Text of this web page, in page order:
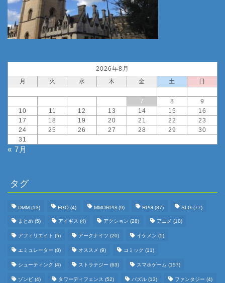
2026年8月
月
火 水 木 金 土
日
7 8
9
10
11 12 13 14 15
16
17
18 19 20 21 22
23
24
25 26 27 28 29
30
31
« 7月
タグ
DMM (13) FGO (4) MMORPG (9) RPG (87) SLG (77)
まとめ (5) アイギス (4) アクション (28) アニメ (10)
アフィリエイト (5) アークナイツ (20) イケメン (5)
エミュレーター (8) オススメ (9) コミック (11)
シューティング (4) ストラテジー (63) スマホゲーム (157)
ゾンビ (4) タワーディフェンス (52) パズル (13) ファンタジー (4)